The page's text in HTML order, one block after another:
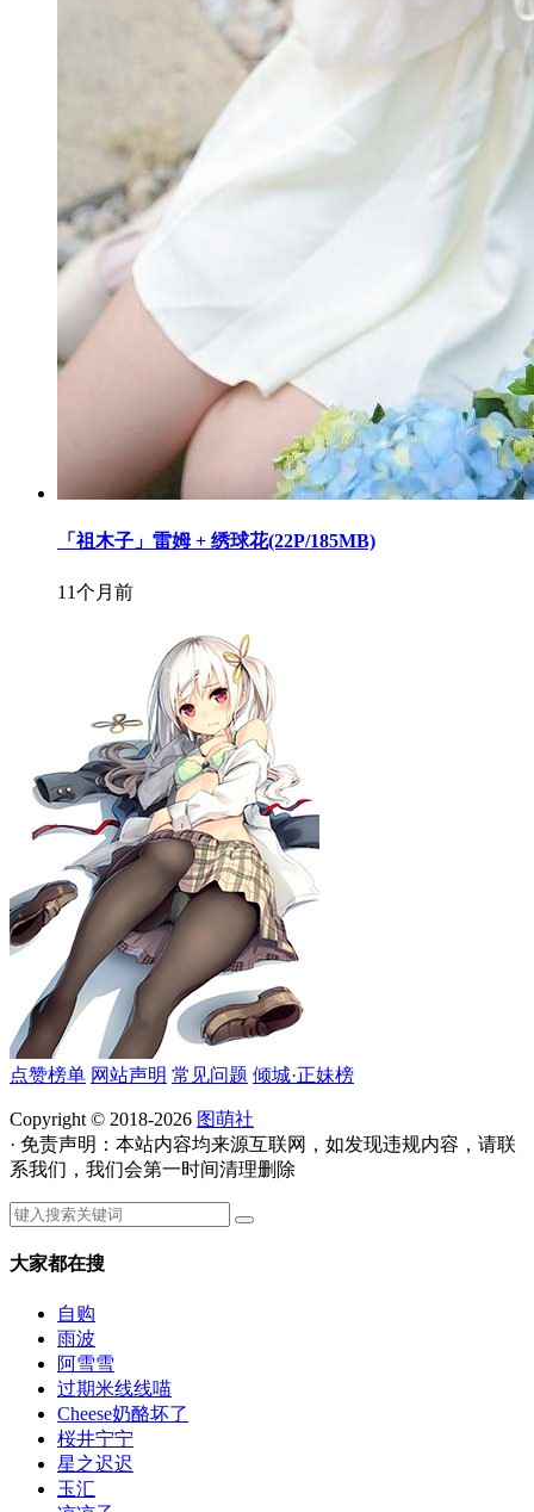
「祖木子」雷姆 + 绣球花(22P/185MB)
11个月前
点赞榜单 网站声明 常见问题 倾城·正妹榜
Copyright © 2018-2026 图萌社
· 免责声明：本站内容均来源互联网，如发现违规内容，请联
系我们，我们会第一时间清理删除
大家都在搜
自购
雨波
阿雪雪
过期米线线喵
Cheese奶酪坏了
桜井宁宁
星之迟迟
玉汇